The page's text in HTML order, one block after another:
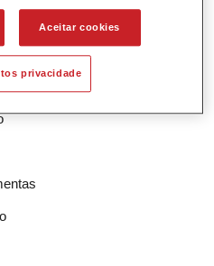
Aceitar cookies
privacidade